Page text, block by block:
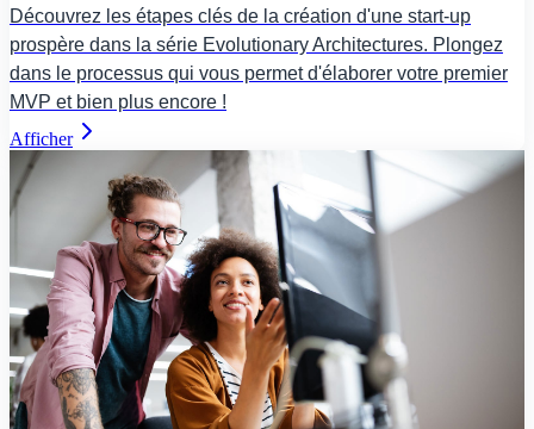
Découvrez les étapes clés de la création d'une start-up
prospère dans la série Evolutionary Architectures. Plongez
dans le processus qui vous permet d'élaborer votre premier
MVP et bien plus encore !
Afficher